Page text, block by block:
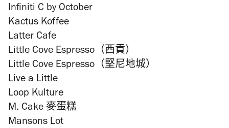
Infiniti C by October
Kactus Koffee
Latter Cafe
Little Cove Espresso（西貢）
Little Cove Espresso（堅尼地城）
Live a Little
Loop Kulture
M. Cake 麥蛋糕
Mansons Lot